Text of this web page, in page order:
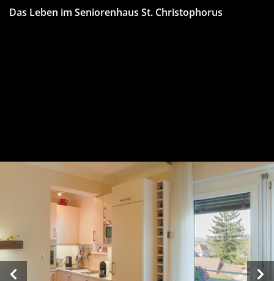
Das Leben im Seniorenhaus St. Christophorus
Vorheriges Bild